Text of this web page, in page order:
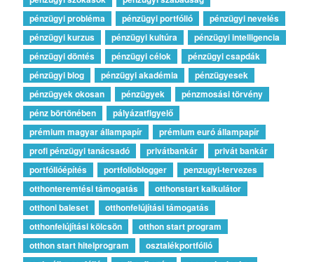
pénzügyi probléma
pénzügyi portfólió
pénzügyi nevelés
pénzügyi kurzus
pénzügyi kultúra
pénzügyi intelligencia
pénzügyi döntés
pénzügyi célok
pénzügyi csapdák
pénzügyi blog
pénzügyi akadémia
pénzügyesek
pénzügyek okosan
pénzügyek
pénzmosási törvény
pénz börtönében
pályázatfigyelő
prémium magyar állampapír
prémium euró állampapír
profi pénzügyi tanácsadó
privátbankár
privát bankár
portfólióépítés
portfolioblogger
penzugyi-tervezes
otthonteremtési támogatás
otthonstart kalkulátor
otthoni baleset
otthonfelújítási támogatás
otthonfelújítási kölcsön
otthon start program
otthon start hitelprogram
osztalékportfólió